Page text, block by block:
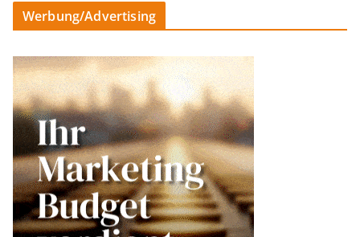
Werbung/Advertising